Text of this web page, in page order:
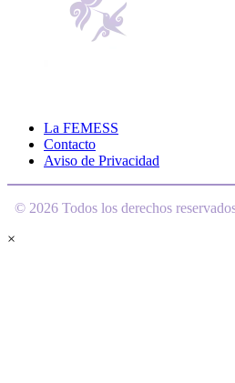
La FEMESS
Contacto
Aviso de Privacidad
© 2026 Todos los derechos
×